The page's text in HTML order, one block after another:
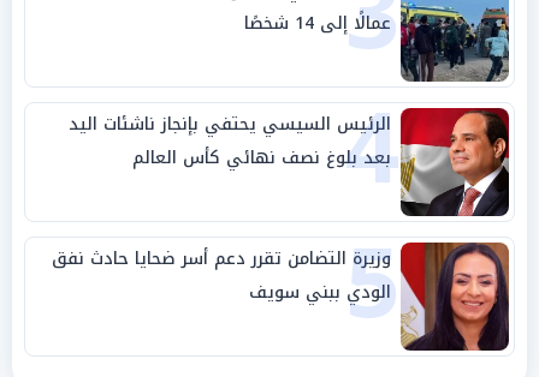
عمالًا إلى 14 شخصًا
4
الرئيس السيسي يحتفي بإنجاز ناشئات اليد
بعد بلوغ نصف نهائي كأس العالم
5
وزيرة التضامن تقرر دعم أسر ضحايا حادث نفق
الودي ببني سويف